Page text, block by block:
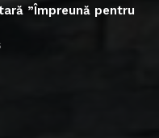
”Împreună pentru